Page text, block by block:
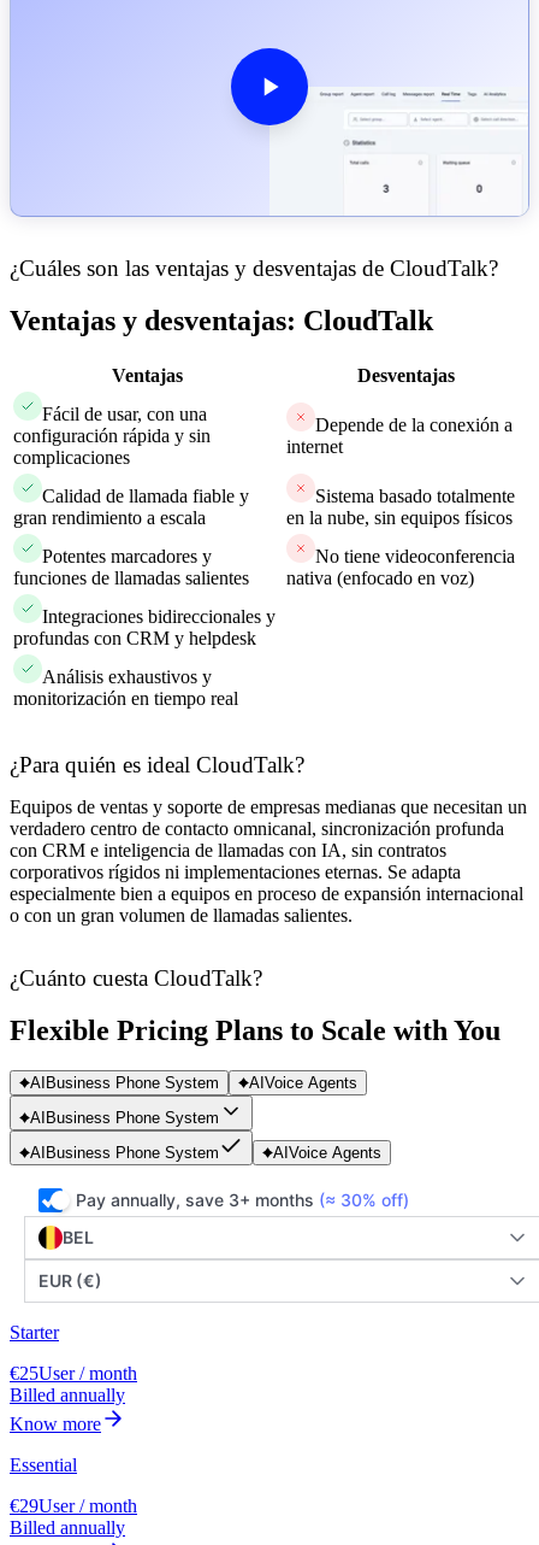
¿Cuáles son las ventajas y desventajas de CloudTalk?
Ventajas y desventajas: CloudTalk
Ventajas
Desventajas
Fácil de usar, con una
configuración rápida y sin
complicaciones
Depende de la conexión a
internet
Calidad de llamada fiable y
gran rendimiento a escala
Sistema basado totalmente
en la nube, sin equipos físicos
Potentes marcadores y
funciones de llamadas salientes
No tiene videoconferencia
nativa (enfocado en voz)
Integraciones bidireccionales y
profundas con CRM y helpdesk
Análisis exhaustivos y
monitorización en tiempo real
¿Para quién es ideal CloudTalk?
Equipos de ventas y soporte de empresas medianas que necesitan un
verdadero centro de contacto omnicanal, sincronización profunda
con CRM e inteligencia de llamadas con IA, sin contratos
corporativos rígidos ni implementaciones eternas. Se adapta
especialmente bien a equipos en proceso de expansión internacional
o con un gran volumen de llamadas salientes.
¿Cuánto cuesta CloudTalk?
Flexible Pricing Plans to Scale with You
AI Business Phone System AI Voice Agents
AI Business Phone System
AI Business Phone System AI Voice Agents
Pay annually, save 3+ months (≈ 30% off)
BEL
EUR (€)
Starter
€25User / month
Billed annually
Know more
Essential
€29User / month
Billed annually